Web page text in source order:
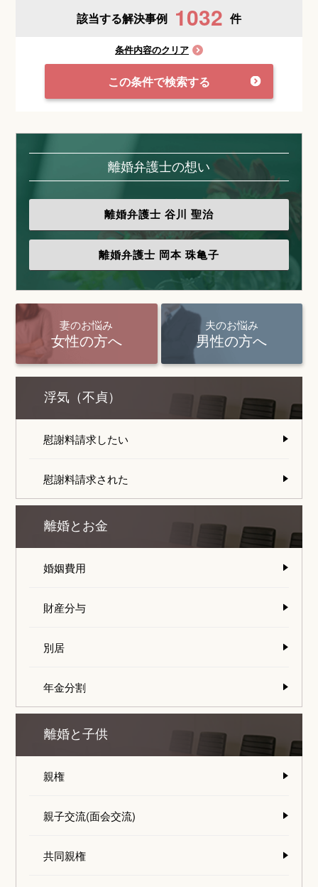
該当する解決事例 1032 件
条件内容のクリア
この条件で検索する
離婚弁護士の想い
離婚弁護士 谷川 聖治
離婚弁護士 岡本 珠亀子
妻のお悩み
女性の方へ
夫のお悩み
男性の方へ
浮気（不貞）
慰謝料請求したい
慰謝料請求された
離婚とお金
婚姻費用
財産分与
別居
年金分割
離婚と子供
親権
親子交流(面会交流)
共同親権